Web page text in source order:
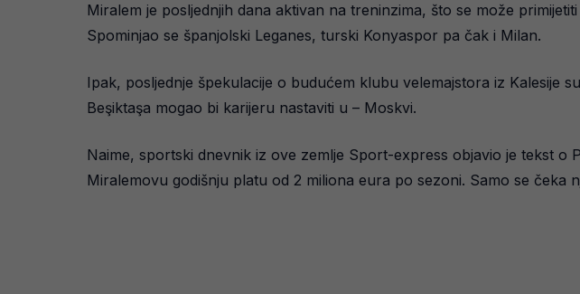
Miralem je posljednjih dana aktivan na treninzima, što se može
Spominjao se španjolski Leganes, turski Konyaspor pa čak i Milan.
Ipak, posljednje špekulacije o budućem klubu velemajstora iz Kalesije
Beşiktaşa mogao bi karijeru nastaviti u – Moskvi.
Naime, sportski dnevnik iz ove zemlje Sport-express objavio je tekst
Miralemovu godišnju platu od 2 miliona eura po sezoni. Samo se čeka